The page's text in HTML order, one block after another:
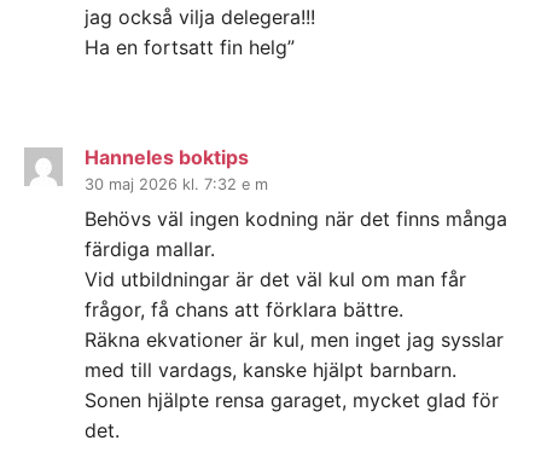
jag också vilja delegera!!!
Ha en fortsatt fin helg”
Hanneles boktips
30 maj 2026 kl. 7:32 e m
Behövs väl ingen kodning när det finns många
färdiga mallar.
Vid utbildningar är det väl kul om man får
frågor, få chans att förklara bättre.
Räkna ekvationer är kul, men inget jag sysslar
med till vardags, kanske hjälpt barnbarn.
Sonen hjälpte rensa garaget, mycket glad för
det.